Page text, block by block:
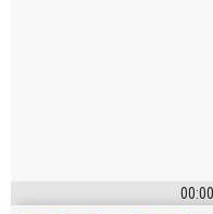
00:00